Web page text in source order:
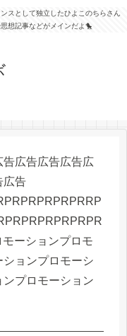
スとして独立したひよこのちらさん
想記事などがメインだよ🐤
告広告広告広告広
広告
ーションプロモ
ョンプロモーシ
ンプロモーション